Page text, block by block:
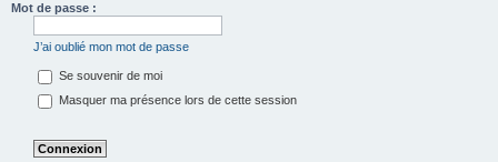
Mot de passe :
J’ai oublié mon mot de passe
Se souvenir de moi
Masquer ma présence lors de cette session